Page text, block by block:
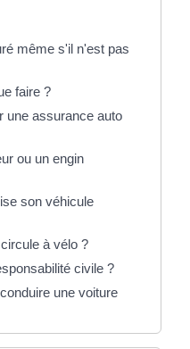
même s'il n'est pas
faire ?
une assurance auto
ou un engin
son véhicule
à vélo ?
civile ?
une voiture